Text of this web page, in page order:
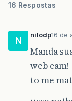
16 Respostas
N
nilodp16 de
Manda
web cam!
to me